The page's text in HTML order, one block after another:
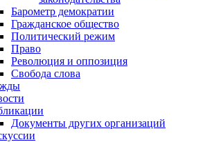
Барометр демократии
Гражданское общество
Политический режим
Право
Революция и оппозиция
Свобода слова
Документы других организаций